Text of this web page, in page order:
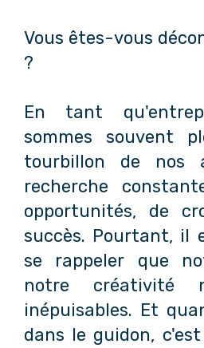
Vous êtes-vous
?
En tant
sommes souvent
tourbillon de nos
recherche
opportunités, de
succès. Pourtant, il
se rappeler que
notre créativité
inépuisables. Et
dans le guidon,